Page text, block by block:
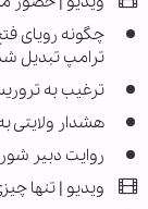
چگونه رویای
ترامپ تبدیل
ترغیب به
هشدار ولایتی
روایت دبیر
ویدیو | تنها